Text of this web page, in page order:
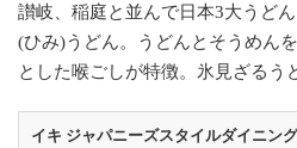
讃岐、稲庭と並んで日本3大うど
(ひみ)うどん。うどんとそうめん
とした喉ごしが特徴。氷見ざるう
イキ ジャパニーズスタイルダイニング